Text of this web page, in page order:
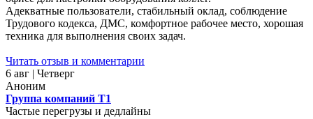
Адекватные пользователи, стабильный оклад, соблюдение
Трудового кодекса, ДМС, комфортное рабочее место, хорошая
техника для выполнения своих задач.
Читать отзыв и комментарии
6 авг | Четверг
Аноним
Группа компаний Т1
Частые перегрузы и дедлайны